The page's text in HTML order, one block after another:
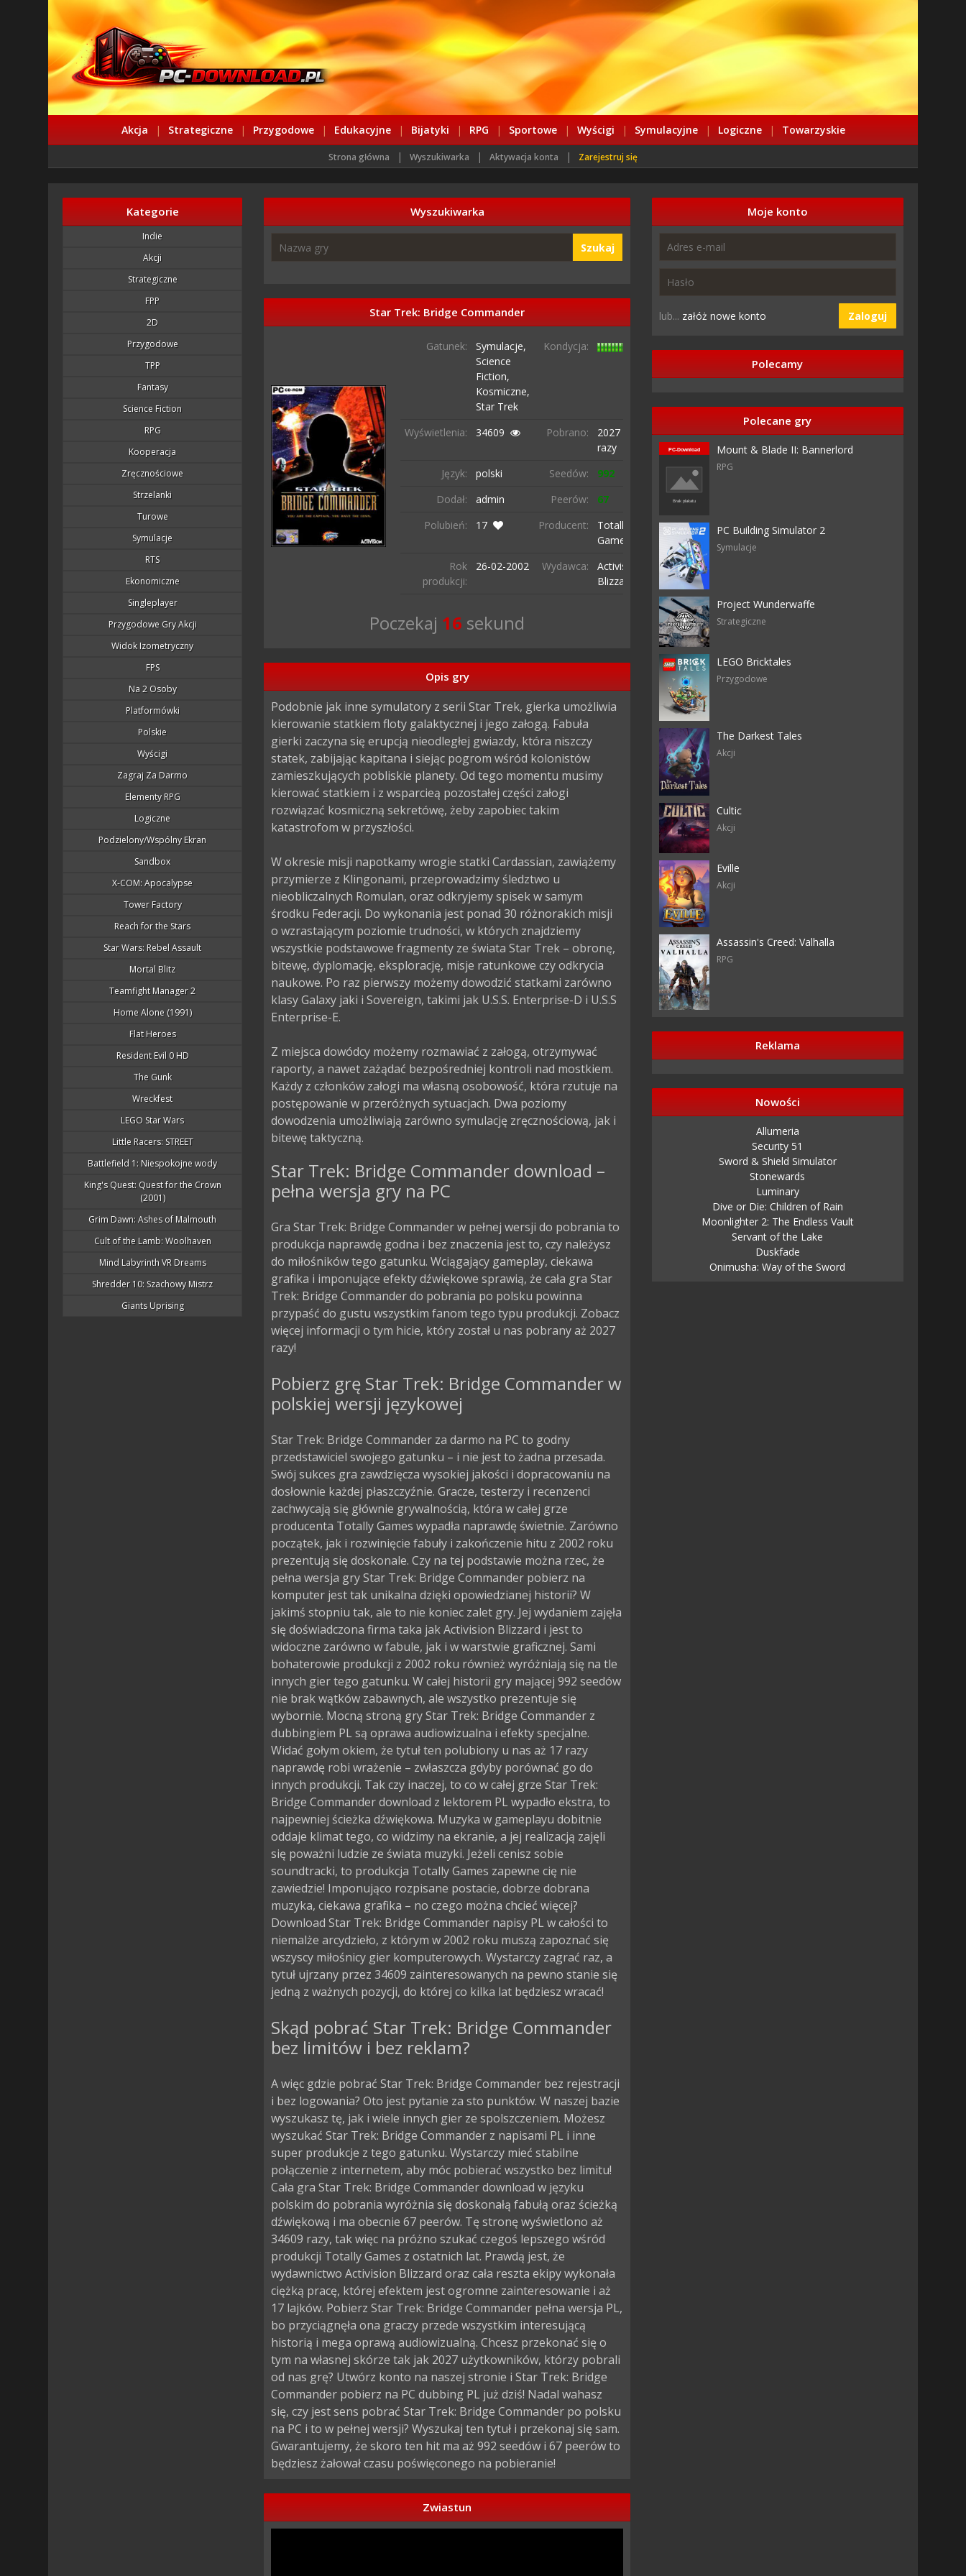
Akcja | Strategiczne | Przygodowe | Edukacyjne | Bijatyki | RPG | Sportowe | Wyścigi | Symulacyjne | Logiczne | Towarzyskie
Strona główna | Wyszukiwarka | Aktywacja konta | Zarejestruj się
Kategorie
Indie
Akcji
Strategiczne
FPP
2D
Przygodowe
TPP
Fantasy
Science Fiction
RPG
Kooperacja
Zręcznościowe
Strzelanki
Turowe
Symulacje
RTS
Ekonomiczne
Singleplayer
Przygodowe Gry Akcji
Widok Izometryczny
FPS
Na 2 Osoby
Platformówki
Polskie
Wyścigi
Zagraj Za Darmo
Elementy RPG
Logiczne
Podzielony/wspólny Ekran
Sandbox
X-COM: Apocalypse
Tower Factory
Reach for the Stars
Star Wars: Rebel Assault
Mortal Blitz
Teamfight Manager 2
Home Alone (1991)
Flat Heroes
Resident Evil 0 HD
The Gunk
Wreckfest
LEGO Star Wars
Little Racers: STREET
Battlefield 1: Niespokojne wody
King's Quest: Quest for the Crown
(2001)
Grim Dawn: Ashes of Malmouth
Cult of the Lamb: Woolhaven
Mind Labyrinth VR Dreams
Shredder 10: Szachowy Mistrz
Giants Uprising
Wyszukiwarka
Szukaj
Star Trek: Bridge Commander
Gatunek:
Symulacje,
Science
Fiction,
Kosmiczne,
Star Trek
Kondycja:
Wyświetlenia: 34609 Pobrano:
2027
razy
Język:
polski Seedów:
992
Dodał:
admin Peerów:
67
Polubień:
17 Producent:
Totally
Games
Rok
produkcji:
26-02-2002 Wydawca:
Activision
Blizzard
Poczekaj 15 sekund
Opis gry
Podobnie jak inne symulatory z serii Star Trek, gierka umożliwia
kierowanie statkiem floty galaktycznej i jego załogą. Fabuła
gierki zaczyna się erupcją nieodległej gwiazdy, która niszczy
statek, zabijając kapitana i siejąc pogrom wśród kolonistów
zamieszkujących pobliskie planety. Od tego momentu musimy
kierować statkiem i z wsparcieą pozostałej części załogi
rozwiązać kosmiczną sekretówę, żeby zapobiec takim
katastrofom w przyszłości.
W okresie misji napotkamy wrogie statki Cardassian, zawiążemy
przymierze z Klingonami, przeprowadzimy śledztwo u
nieobliczalnych Romulan, oraz odkryjemy spisek w samym
środku Federacji. Do wykonania jest ponad 30 różnorakich misji
o wzrastającym poziomie trudności, w których znajdziemy
wszystkie podstawowe fragmenty ze świata Star Trek – obronę,
bitewę, dyplomację, eksplorację, misje ratunkowe czy odkrycia
naukowe. Po raz pierwszy możemy dowodzić statkami zarówno
klasy Galaxy jaki i Sovereign, takimi jak U.S.S. Enterprise-D i U.S.S
Enterprise-E.
Z miejsca dowódcy możemy rozmawiać z załogą, otrzymywać
raporty, a nawet zażądać bezpośredniej kontroli nad mostkiem.
Każdy z członków załogi ma własną osobowość, która rzutuje na
postępowanie w przeróżnych sytuacjach. Dwa poziomy
dowodzenia umożliwiają zarówno symulację zręcznościową, jak i
bitewę taktyczną.
Star Trek: Bridge Commander download –
pełna wersja gry na PC
Gra Star Trek: Bridge Commander w pełnej wersji do pobrania to
produkcja naprawdę godna i bez znaczenia jest to, czy należysz
do miłośników tego gatunku. Wciągający gameplay, ciekawa
grafika i imponujące efekty dźwiękowe sprawią, że cała gra Star
Trek: Bridge Commander do pobrania po polsku powinna
przypaść do gustu wszystkim fanom tego typu produkcji. Zobacz
więcej informacji o tym hicie, który został u nas pobrany aż 2027
razy!
Pobierz grę Star Trek: Bridge Commander w
polskiej wersji językowej
Star Trek: Bridge Commander za darmo na PC to godny
przedstawiciel swojego gatunku – i nie jest to żadna przesada.
Swój sukces gra zawdzięcza wysokiej jakości i dopracowaniu na
dosłownie każdej płaszczyźnie. Gracze, testerzy i recenzenci
zachwycają się głównie grywalnością, która w całej grze
producenta Totally Games wypadła naprawdę świetnie. Zarówno
początek, jak i rozwinięcie fabuły i zakończenie hitu z 2002 roku
prezentują się doskonale. Czy na tej podstawie można rzec, że
pełna wersja gry Star Trek: Bridge Commander pobierz na
komputer jest tak unikalna dzięki opowiedzianej historii? W
jakimś stopniu tak, ale to nie koniec zalet gry. Jej wydaniem zajęła
się doświadczona firma taka jak Activision Blizzard i jest to
widoczne zarówno w fabule, jak i w warstwie graficznej. Sami
bohaterowie produkcji z 2002 roku również wyróżniają się na tle
innych gier tego gatunku. W całej historii gry mającej 992 seedów
nie brak wątków zabawnych, ale wszystko prezentuje się
wybornie. Mocną stroną gry Star Trek: Bridge Commander z
dubbingiem PL są oprawa audiowizualna i efekty specjalne.
Widać gołym okiem, że tytuł ten polubiony u nas aż 17 razy
naprawdę robi wrażenie – zwłaszcza gdyby porównać go do
innych produkcji. Tak czy inaczej, to co w całej grze Star Trek:
Bridge Commander download z lektorem PL wypadło ekstra, to
najpewniej ścieżka dźwiękowa. Muzyka w gameplayu dobitnie
oddaje klimat tego, co widzimy na ekranie, a jej realizacją zajęli
się poważni ludzie ze świata muzyki. Jeżeli cenisz sobie
soundtracki, to produkcja Totally Games zapewne cię nie
zawiedzie! Imponująco rozpisane postacie, dobrze dobrana
muzyka, ciekawa grafika – no czego można chcieć więcej?
Download Star Trek: Bridge Commander napisy PL w całości to
niemalże arcydzieło, z którym w 2002 roku muszą zapoznać się
wszyscy miłośnicy gier komputerowych. Wystarczy zagrać raz, a
tytuł ujrzany przez 34609 zainteresowanych na pewno stanie się
jedną z ważnych pozycji, do której co kilka lat będziesz wracać!
Skąd pobrać Star Trek: Bridge Commander
bez limitów i bez reklam?
A więc gdzie pobrać Star Trek: Bridge Commander bez rejestracji
i bez logowania? Oto jest pytanie za sto punktów. W naszej bazie
wyszukasz tę, jak i wiele innych gier ze spolszczeniem. Możesz
wyszukać Star Trek: Bridge Commander z napisami PL i inne
super produkcje z tego gatunku. Wystarczy mieć stabilne
połączenie z internetem, aby móc pobierać wszystko bez limitu!
Cała gra Star Trek: Bridge Commander download w języku
polskim do pobrania wyróżnia się doskonałą fabułą oraz ścieżką
dźwiękową i ma obecnie 67 peerów. Tę stronę wyświetlono aż
34609 razy, tak więc na próżno szukać czegoś lepszego wśród
produkcji Totally Games z ostatnich lat. Prawdą jest, że
wydawnictwo Activision Blizzard oraz cała reszta ekipy wykonała
ciężką pracę, której efektem jest ogromne zainteresowanie i aż
17 lajków. Pobierz Star Trek: Bridge Commander pełna wersja PL,
bo przyciągnęła ona graczy przede wszystkim interesującą
historią i mega oprawą audiowizualną. Chcesz przekonać się o
tym na własnej skórze tak jak 2027 użytkowników, którzy pobrali
od nas grę? Utwórz konto na naszej stronie i Star Trek: Bridge
Commander pobierz na PC dubbing PL już dziś! Nadal wahasz
się, czy jest sens pobrać Star Trek: Bridge Commander po polsku
na PC i to w pełnej wersji? Wyszukaj ten tytuł i przekonaj się sam.
Gwarantujemy, że skoro ten hit ma aż 992 seedów i 67 peerów to
będziesz żałował czasu poświęconego na pobieranie!
Zwiastun
Moje konto
lub... załóż nowe konto Zaloguj
Polecamy
Polecane gry
Mount & Blade II: Bannerlord
RPG
PC Building Simulator 2
Symulacje
Project Wunderwaffe
Strategiczne
LEGO Bricktales
Przygodowe
The Darkest Tales
Akcji
Cultic
Akcji
Eville
Akcji
Assassin's Creed: Valhalla
RPG
Reklama
Nowości
Allumeria
Security 51
Sword & Shield Simulator
Stonewards
Luminary
Dive or Die: Children of Rain
Moonlighter 2: The Endless Vault
Servant of the Lake
Duskfade
Onimusha: Way of the Sword